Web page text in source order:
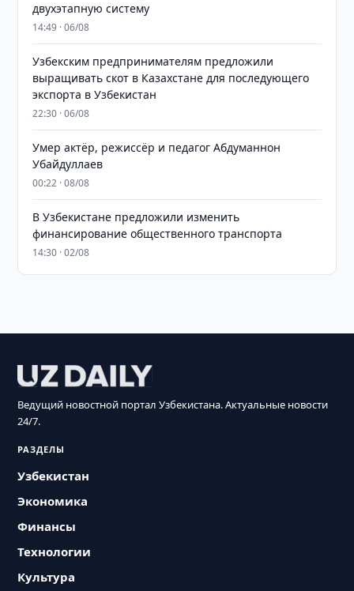
двухэтапную систему
14:49 · 06/08
Узбекским предпринимателям предложили
выращивать скот в Казахстане для последующего
экспорта в Узбекистан
22:30 · 06/08
Умер актёр, режиссёр и педагог Абдуманнон
Убайдуллаев
00:22 · 08/08
В Узбекистане предложили изменить
финансирование общественного транспорта
14:30 · 02/08
Ведущий новостной портал Узбекистана. Актуальные новости
24/7.
РАЗДЕЛЫ
Узбекистан
Экономика
Финансы
Технологии
Культура